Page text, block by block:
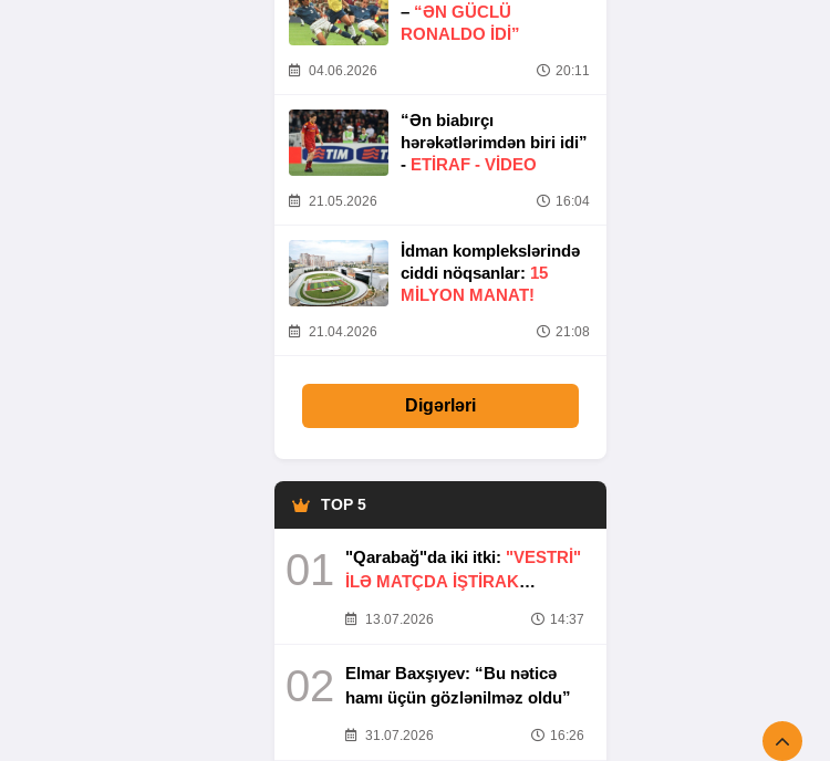
– “ƏN GÜCLÜ
RONALDO IDI”
04.06.2026 20:11
“Ən biabırçı
hərəkətlərimdən biri idi”
- ETIRAF - VİDEO
21.05.2026 16:04
İdman komplekslərində
ciddi nöqsanlar: 15
MILYON MANAT!
21.04.2026 21:08
Digərləri
TOP 5
01 "Qarabağ"da iki itki: "VESTRİ"
İLƏ MATÇDA İŞTİRAK
13.07.2026 14:37
02
Elmar Baxşıyev: “Bu nəticə
hamı üçün gözlənilməz oldu”
31.07.2026 16:26